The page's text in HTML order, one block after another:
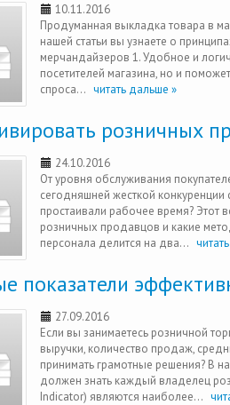
10.11.2016
Продуманная выкладка товара в
нашей статьи вы узнаете о
мерчандайзеров 1. Удобное и
посетителей магазина, но и
спроса... читать дальше »
розничных
24.10.2016
От уровня обслуживания
сегодняшней жесткой
простаивали рабочее время? Этот
розничных продавцов и какие
персонала делится на два...
показатели
27.09.2016
Если вы занимаетесь розничной
выручки, количество продаж,
принимать грамотные решения? В
должен знать каждый владелец
Indicator) являются наиболее...